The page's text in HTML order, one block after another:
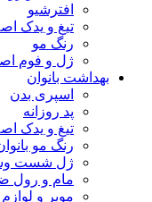
افترشیو
تیغ و یدک
رنگ مو
ژل و فوم
بهداشت بانوان
اسپری بدن
پد روزانه
تیغ و یدک
رنگ مو
ژل شست
مام و رول
موبر و لوازم